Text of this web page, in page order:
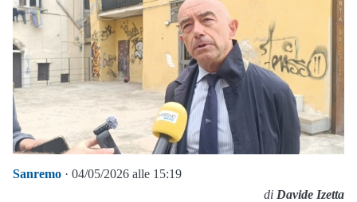
Sanremo · 04/05/2026 alle 15:19
di Davide Izetta